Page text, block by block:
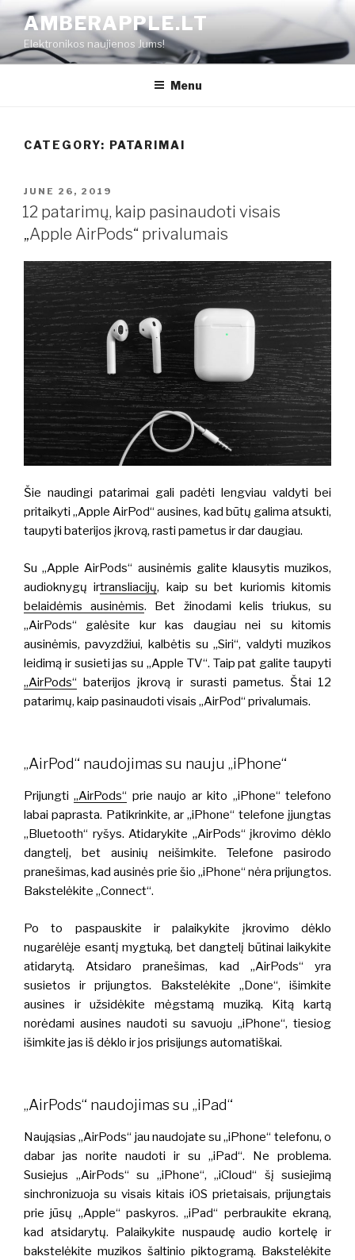
Skip
content
AMBERAPPLE.LT
Elektronikos naujienos Jums!
Menu
CATEGORY: PATARIMAI
POSTED
ON
JUNE 26, 2019
12 patarimų, kaip pasinaudoti visais
„Apple AirPods“ privalumais
Šie naudingi patarimai gali padėti lengviau valdyti bei
pritaikyti „Apple AirPod“ ausines, kad būtų galima atsukti,
taupyti baterijos įkrovą, rasti pametus ir dar daugiau.
Su „Apple AirPods“ ausinėmis galite klausytis muzikos,
audioknygų irtransliacijų, kaip su bet kuriomis kitomis
belaidėmis ausinėmis. Bet žinodami kelis triukus, su
„AirPods“ galėsite kur kas daugiau nei su kitomis
ausinėmis, pavyzdžiui, kalbėtis su „Siri“, valdyti muzikos
leidimą ir susieti jas su „Apple TV“. Taip pat galite taupyti
„AirPods“ baterijos įkrovą ir surasti pametus. Štai 12
patarimų, kaip pasinaudoti visais „AirPod“ privalumais.
„AirPod“ naudojimas su nauju „iPhone“
Prijungti„AirPods“ prie naujo ar kito „iPhone“ telefono
labai paprasta. Patikrinkite, ar „iPhone“ telefone įjungtas
„Bluetooth“ ryšys. Atidarykite „AirPods“ įkrovimo dėklo
dangtelį, bet ausinių neišimkite. Telefone pasirodo
pranešimas, kad ausinės prie šio „iPhone“ nėra prijungtos.
Bakstelėkite „Connect“.
Po to paspauskite ir palaikykite įkrovimo dėklo
nugarėlėje esantį mygtuką, bet dangtelį būtinai laikykite
atidarytą. Atsidaro pranešimas, kad „AirPods“ yra
susietos ir prijungtos. Bakstelėkite „Done“, išimkite
ausines ir užsidėkite mėgstamą muziką. Kitą kartą
norėdami ausines naudoti su savuoju „iPhone“, tiesiog
išimkite jas iš dėklo ir jos prisijungs automatiškai.
„AirPods“ naudojimas su „iPad“
Naująsias „AirPods“ jau naudojate su „iPhone“ telefonu, o
dabar jas norite naudoti ir su „iPad“. Ne problema.
Susiejus „AirPods“ su „iPhone“, „iCloud“ šį susiejimą
sinchronizuoja su visais kitais iOS prietaisais, prijungtais
prie jūsų „Apple“ paskyros. „iPad“ perbraukite ekraną,
kad atsidarytų. Palaikykite nuspaudę audio kortelę ir
bakstelėkite muzikos šaltinio piktogramą. Bakstelėkite